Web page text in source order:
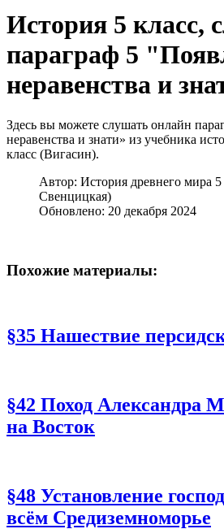
История 5 класс,
параграф 5
неравенства и
Здесь вы можете слушать онлайн
неравенства и знати» из учебника
класс (Вигасин).
Автор: История древнего мира
Свенцицкая)
Обновлено: 20 декабря 2024
Похожие материалы:
§35 Нашествие
§42 Поход Александра
на Восток
§48 Установление
всём Средиземноморье